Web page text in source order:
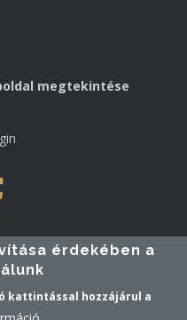
megtekintése
érdekében a
kattintással hozzájárul a